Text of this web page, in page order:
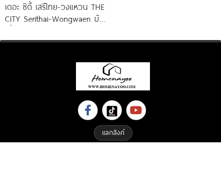
เดอะ ซิตี้ เสรีไทย-วงแหวน THE
CITY Serithai-Wongwaen บ้าน
แลกลิงค์